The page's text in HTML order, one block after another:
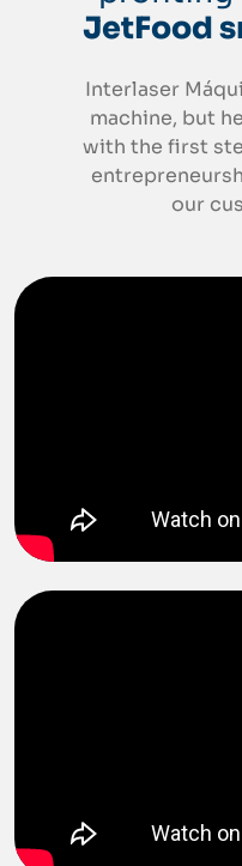
JetFood
Interlaser
machine, but
with the first
our